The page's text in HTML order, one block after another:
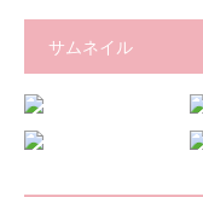
サムネイル